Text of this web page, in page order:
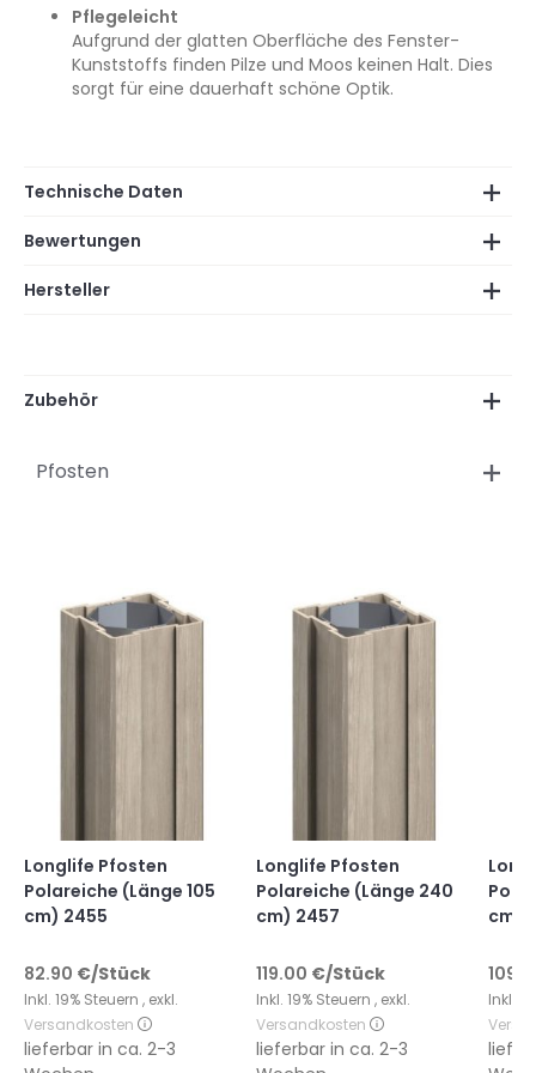
Pflegeleicht
Aufgrund der glatten Oberfläche des Fenster-
Kunststoffs finden Pilze und Moos keinen Halt. Dies
sorgt für eine dauerhaft schöne Optik.
Technische Daten
Bewertungen
Hersteller
Zubehör
Pfosten
Longlife Pfosten
Polareiche (Länge 105
cm) 2455
82.90 €/Stück
Inkl. 19% Steuern , exkl.
Versandkosten
lieferbar in ca. 2-3
Longlife Pfosten
Polareiche (Länge 240
cm) 2457
119.00 €/Stück
Inkl. 19% Steuern , exkl.
Versandkosten
lieferbar in ca. 2-3
cm)
Inkl.